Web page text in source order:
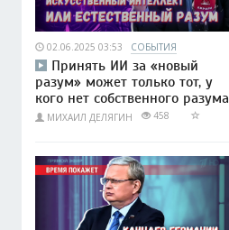
02.06.2025 03:53 СОБЫТИЯ
Принять ИИ за «новый
разум» может только тот, у
кого нет собственного разума
МИХАИЛ ДЕЛЯГИН 458